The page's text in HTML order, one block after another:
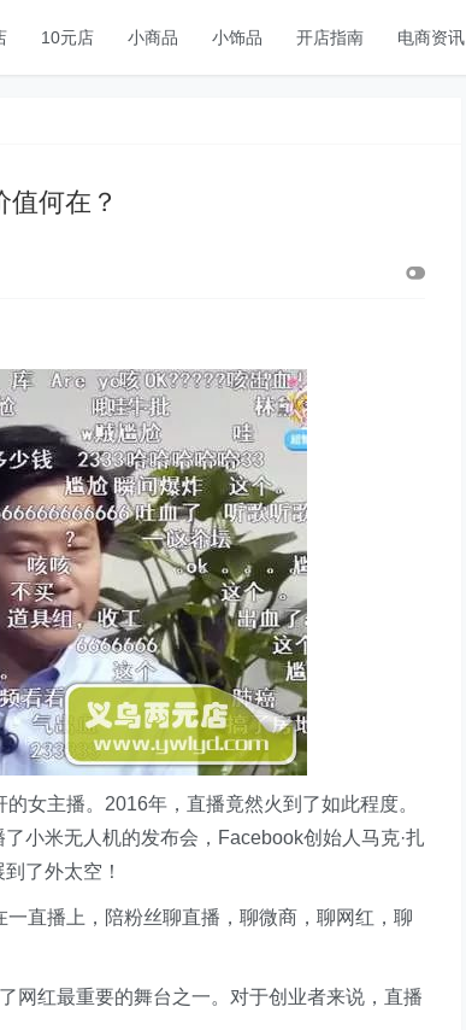
10元店 小商品 小饰品 开店指南 电商资讯
何在？
女主播。2016年，直播竟然火到了如此程度。
小米无人机的发布会，Facebook创始人马克·扎
了外太空！
直播上，陪粉丝聊直播，聊微商，聊网红，聊
网红最重要的舞台之一。对于创业者来说，直播